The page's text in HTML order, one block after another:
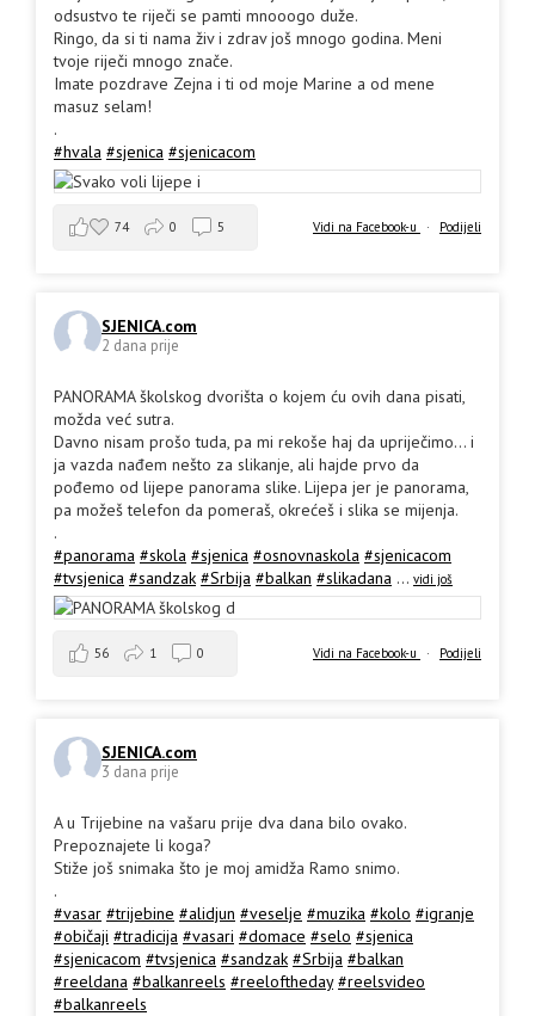
odsustvo te riječi se pamti mnooogo duže.
Ringo, da si ti nama živ i zdrav još mnogo godina. Meni
tvoje riječi mnogo znače.
Imate pozdrave Zejna i ti od moje Marine a od mene
masuz selam!
.
#hvala #sjenica #sjenicacom
Vidi na Facebook-u · Podijeli
74 0 5
SJENICA.com
2 dana prije
PANORAMA školskog dvorišta o kojem ću ovih dana pisati,
možda već sutra.
Davno nisam prošo tuda, pa mi rekoše haj da upriječimo... i
ja vazda nađem nešto za slikanje, ali hajde prvo da
pođemo od lijepe panorama slike. Lijepa jer je panorama,
pa možeš telefon da pomeraš, okrećeš i slika se mijenja.
.
#panorama #skola #sjenica #osnovnaskola #sjenicacom
#tvsjenica #sandzak #Srbija #balkan #slikadana ... vidi još
Vidi na Facebook-u · Podijeli
56 1 0
SJENICA.com
3 dana prije
A u Trijebine na vašaru prije dva dana bilo ovako.
Prepoznajete li koga?
Stiže još snimaka što je moj amidža Ramo snimo.
.
#vasar #trijebine #alidjun #veselje #muzika #kolo #igranje
#običaji #tradicija #vasari #domace #selo #sjenica
#sjenicacom #tvsjenica #sandzak #Srbija #balkan
#reeldana #balkanreels #reeloftheday #reelsvideo
#balkanreels